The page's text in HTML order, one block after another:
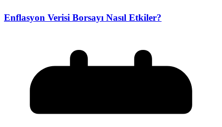
Enflasyon Verisi Borsayı Nasıl Etkiler?